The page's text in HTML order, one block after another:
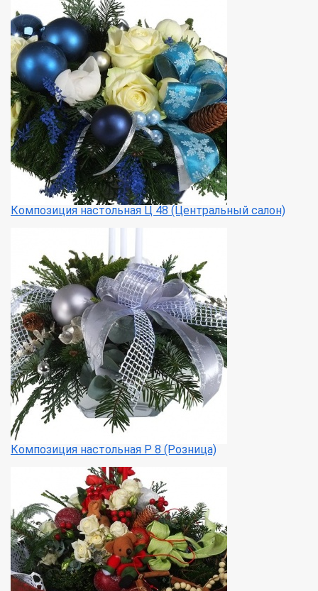
Композиция настольная Ц 48 (Центральный салон)
Композиция настольная Р 8 (Розница)